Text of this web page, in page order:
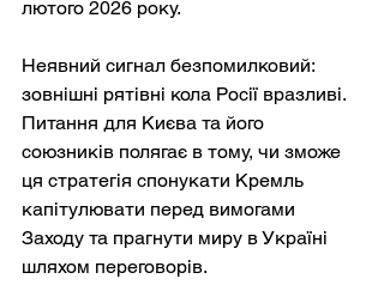
лютого 2026 року.
Неявний сигнал безпомилковий:
зовнішні рятівні кола Росії вразливі.
Питання для Києва та його
союзників полягає в тому, чи зможе
ця стратегія спонукати Кремль
капітулювати перед вимогами
Заходу та прагнути миру в Україні
шляхом переговорів.